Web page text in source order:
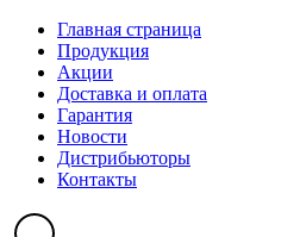
Главная страница
Продукция
Акции
Доставка и оплата
Гарантия
Новости
Дистрибьюторы
Контакты